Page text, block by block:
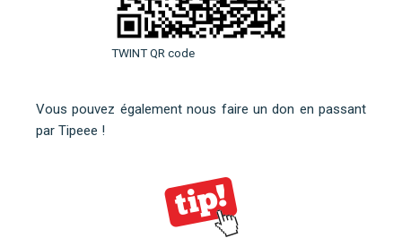
TWINT QR code
Vous pouvez également nous faire un don en passant
par Tipeee !